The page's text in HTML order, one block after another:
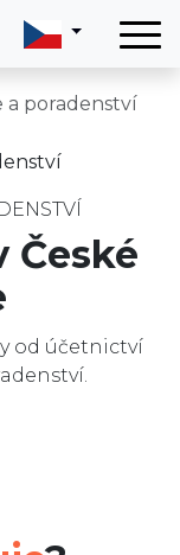
Přihlásit se
a poradenství
České
od účetnictví